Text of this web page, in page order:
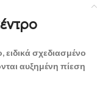
ειδικά σχεδιασμένο
αυξημένη πίεση